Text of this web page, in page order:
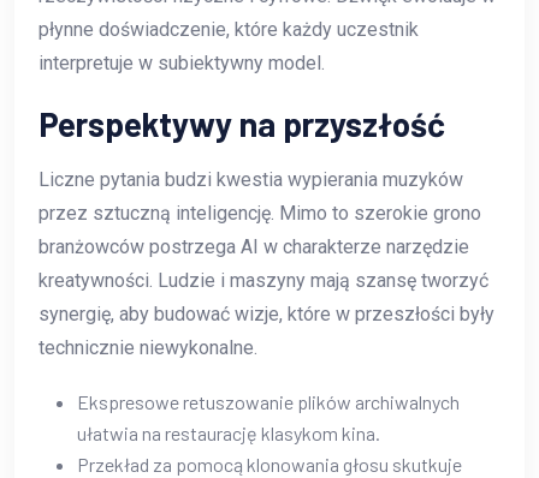
płynne doświadczenie, które każdy uczestnik
interpretuje w subiektywny model.
Perspektywy na przyszłość
Liczne pytania budzi kwestia wypierania muzyków
przez sztuczną inteligencję. Mimo to szerokie grono
branżowców postrzega AI w charakterze narzędzie
kreatywności. Ludzie i maszyny mają szansę tworzyć
synergię, aby budować wizje, które w przeszłości były
technicznie niewykonalne.
Ekspresowe retuszowanie plików archiwalnych
ułatwia na restaurację klasykom kina.
Przekład za pomocą klonowania głosu skutkuje